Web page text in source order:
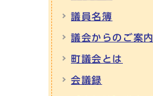
議員名簿
議会からのご案内
町議会とは
会議録